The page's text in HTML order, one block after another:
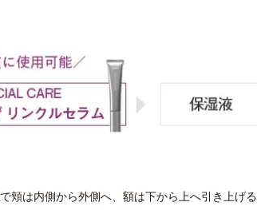
頬は内側から外側へ、額は下から上へ引き上げる